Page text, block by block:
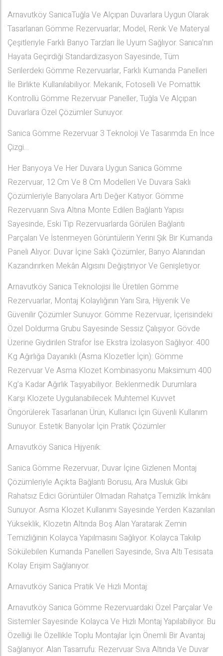
Arnavutköy SanicaTuğla Ve Alçıpan Duvarlara Uygun Olarak
Tasarlanan Gömme Rezervuarlar; Model, Renk Ve Materyal
Çeşitleriyle Farklı Banyo Tarzları İle Uyum Sağlıyor. Sanica’nın
Hayata Geçirdiği Standardizasyon Sayesinde, Tüm
Serilerdeki Gömme Rezervuarlar, Farklı Kumanda Panelleri
İle Birlikte Kullanılabiliyor. Mekanik, Fotoselli Ve Pomattık
Kontrollü Gömme Rezervuar Paneller, Tuğla Ve Alçıpan
Duvarlara Özel Çözümler Sunuyor.
Sanica Gömme Rezervuar 3 Teknoloji Ve Tasarımda En İnce
Çizgi…
Her Banyoya Ve Her Duvara Uygun Sanica Gömme
Rezervuar, 12 Cm Ve 8 Cm Modelleri Ve Duvara Saklı
Çözümleriyle Banyolara Artı Değer Katıyor. Gömme
Rezervuarın Sıva Altına Monte Edilen Bağlantı Yapısı
Sayesinde, Eski Tip Rezervuarlarda Görülen Bağlantı
Parçaları Ve İstenmeyen Görüntülerin Yerini Şık Bir Kumanda
Paneli Alıyor. Duvar İçine Saklı Çözümler, Banyo Alanından
Kazandırırken Mekân Algısını Değiştiriyor Ve Genişletiyor.
Arnavutköy Sanica Teknolojisi İle Üretilen Gömme
Rezervuarlar, Montaj Kolaylığının Yanı Sıra, Hijyenik Ve
Güvenilir Çözümler Sunuyor. Gömme Rezervuar, İçerisindeki
Özel Doldurma Grubu Sayesinde Sessiz Çalışıyor. Gövde
Üzerine Giydirilen Strafor İse Ekstra İzolasyon Sağlıyor. 400
Kg Ağırlığa Dayanıklı (Asma Klozetler İçin): Gömme
Rezervuar Ve Asma Klozet Kombinasyonu Maksimum 400
Kg’a Kadar Ağırlık Taşıyabiliyor. Beklenmedik Durumlara
Karşı Klozete Uygulanabilecek Muhtemel Kuvvet
Öngörülerek Tasarlanan Ürün, Kullanıcı İçin Güvenli Kullanım
Sunuyor. Estetik Banyolar İçin Pratik Çözümler
Arnavutköy Sanica Hijyenik:
Sanica Gömme Rezervuar, Duvar İçine Gizlenen Montaj
Çözümleriyle Açıkta Bağlantı Borusu, Ara Musluk Gibi
Rahatsız Edici Görüntüler Olmadan Rahatça Temizlik İmkânı
Sunuyor. Asma Klozet Kullanımı Sayesinde Yerden Kazanılan
Yükseklik, Klozetin Altında Boş Alan Yaratarak Zemin
Temizliğinin Kolayca Yapılmasını Sağlıyor. Kolayca Takılıp
Sökülebilen Kumanda Panelleri Sayesinde, Sıva Altı Tesisata
Kolay Erişim Sağlanıyor.
Arnavutköy Sanica Pratik Ve Hızlı Montaj:
Arnavutköy Sanica Gömme Rezervuardaki Özel Parçalar Ve
Sistemler Sayesinde Kolayca Ve Hızlı Montaj Yapılabiliyor. Bu
Özelliği İle Özellikle Toplu Montajlar İçin Önemli Bir Avantaj
Sağlanıyor. Alan Tasarrufu: Rezervuar Sıva Altında Ve Duvar